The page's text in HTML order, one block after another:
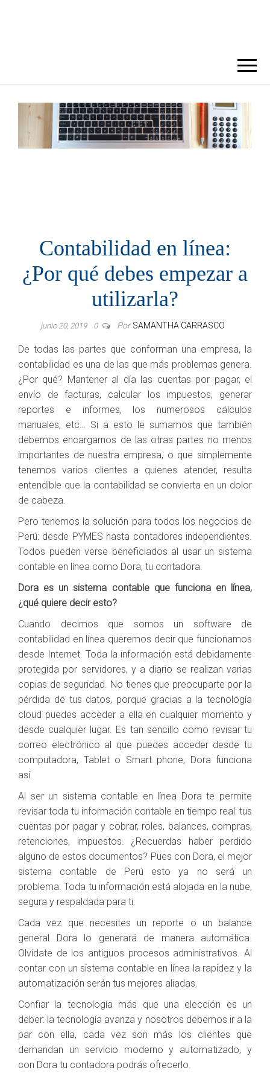
Contabilidad en línea:
¿Por qué debes empezar a
utilizarla?
junio 20, 2019 0 Por SAMANTHA CARRASCO
De todas las partes que conforman una empresa, la
contabilidad es una de las que más problemas genera.
¿Por qué? Mantener al día las cuentas por pagar, el
envío de facturas, calcular los impuestos, generar
reportes e informes, los numerosos cálculos
manuales, etc… Si a esto le sumamos que también
debemos encargarnos de las otras partes no menos
importantes de nuestra empresa, o que simplemente
tenemos varios clientes a quienes atender, resulta
entendible que la contabilidad se convierta en un dolor
de cabeza.
Pero tenemos la solución para todos los negocios de
Perú: desde PYMES hasta contadores independientes.
Todos pueden verse beneficiados al usar un sistema
contable en línea como Dora, tu contadora.
Dora es un sistema contable que funciona en línea,
¿qué quiere decir esto?
Cuando decimos que somos un software de
contabilidad en línea queremos decir que funcionamos
desde Internet. Toda la información está debidamente
protegida por servidores, y a diario se realizan varias
copias de seguridad. No tienes que preocuparte por la
pérdida de tus datos, porque gracias a la tecnología
cloud puedes acceder a ella en cualquier momento y
desde cualquier lugar. Es tan sencillo como revisar tu
correo electrónico al que puedes acceder desde tu
computadora, Tablet o Smart phone, Dora funciona
así.
Al ser un sistema contable en línea Dora te permite
revisar toda tu información contable en tiempo real: tus
cuentas por pagar y cobrar, roles, balances, compras,
retenciones, impuestos. ¿Recuerdas haber perdido
alguno de estos documentos? Pues con Dora, el mejor
sistema contable de Perú esto ya no será un
problema. Toda tu información está alojada en la nube,
segura y respaldada para ti.
Cada vez que necesites un reporte o un balance
general Dora lo generará de manera automática.
Olvídate de los antiguos procesos administrativos. Al
contar con un sistema contable en línea la rapidez y la
automatización serán tus mejores aliadas.
Confiar la tecnología más que una elección es un
deber: la tecnología avanza y nosotros debemos ir a la
par con ella, cada vez son más los clientes que
demandan un servicio moderno y automatizado, y
con Dora tu contadora podrás ofrecerlo.